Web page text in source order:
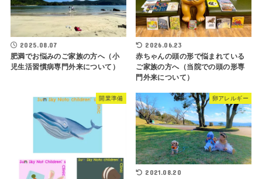
2025.08.07
肥満でお悩みのご家族の方へ（小
児生活習慣病専門外来について）
2026.06.23
赤ちゃんの頭の形で悩まれている
ご家族の方へ（当院での頭の形専
門外来について）
開業準備 卵アレルギー
2021.08.20